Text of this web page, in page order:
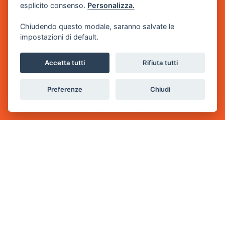
Diventa Partner
Associati
Via Milazzo 44 - 47921 Rimini
associazione@eduaction-rn.it
0541 1997057
esplicito consenso. Personalizza.
Chiudendo questo modale, saranno salvate le
impostazioni di default.
Accetta tutti Rifiuta tutti
Preferenze Chiudi